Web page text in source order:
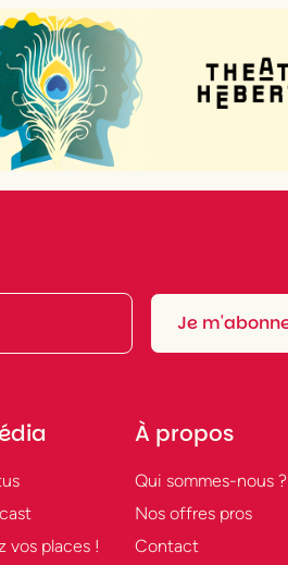
vos places !
À propos
Qui sommes-nous ?
Nos offres pros
Contact